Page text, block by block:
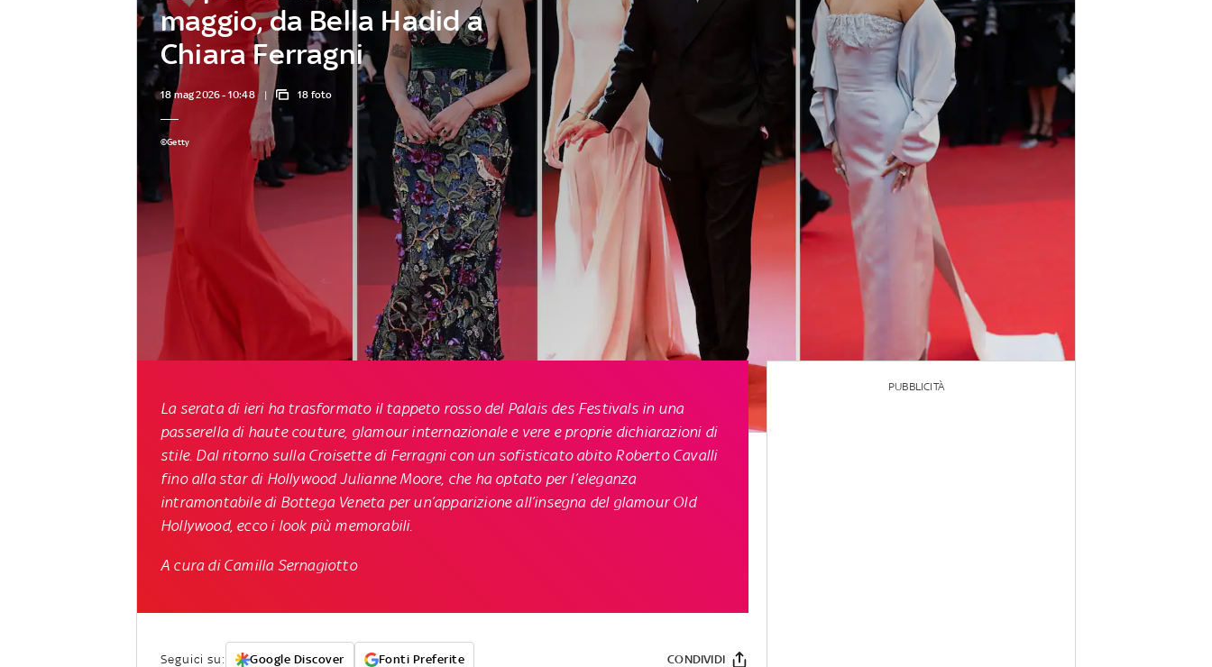
maggio, da Bella Hadid a
Chiara Ferragni
18 mag 2026 - 10:48 18 foto
©Getty
La serata di ieri ha trasformato il tappeto rosso del Palais des Festivals in una
passerella di haute couture, glamour internazionale e vere e proprie dichiarazioni di
stile. Dal ritorno sulla Croisette di Ferragni con un sofisticato abito Roberto Cavalli
fino alla star di Hollywood Julianne Moore, che ha optato per l’eleganza
intramontabile di Bottega Veneta per un’apparizione all’insegna del glamour Old
Hollywood, ecco i look più memorabili.
A cura di Camilla Sernagiotto
Seguici su: Google Discover Fonti Preferite CONDIVIDI
PUBBLICITÀ